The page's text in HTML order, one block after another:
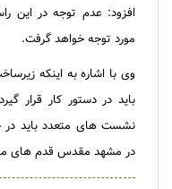
افزود: عدم توجه در این
مورد توجه خواهد گرفت.
وی با اشاره به اینکه
باید در دستور کار قرار
نشست های متعدد باید
در مشهد مقدس قدم های